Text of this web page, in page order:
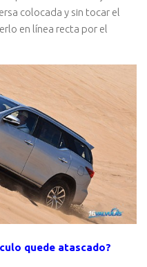
colocada y sin tocar el
en línea recta por el
quede atascado?